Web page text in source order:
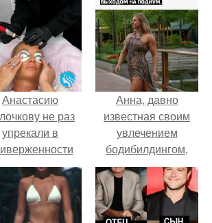
Анастасию
не раз
упрекали в
бьюти -
процедурам.
Анна, давно
известная своим
увлечением
бодибилдингом,
впервые
попробовала себя
в роли модели.